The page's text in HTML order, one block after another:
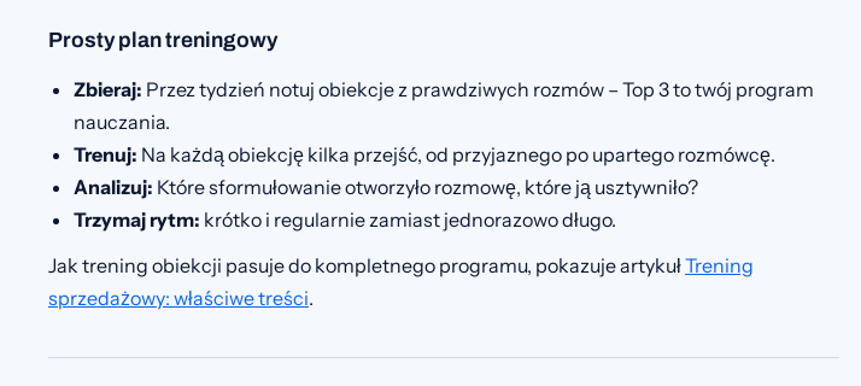
Prosty plan treningowy
Zbieraj: Przez tydzień notuj obiekcje z prawdziwych rozmów – Top 3 to twój program
nauczania.
Trenuj: Na każdą obiekcję kilka przejść, od przyjaznego po upartego rozmówcę.
Analizuj: Które sformułowanie otworzyło rozmowę, które ją usztywniło?
Trzymaj rytm: krótko i regularnie zamiast jednorazowo długo.
Jak trening obiekcji pasuje do kompletnego programu, pokazuje artykułTrening
sprzedażowy: właściwe treści.